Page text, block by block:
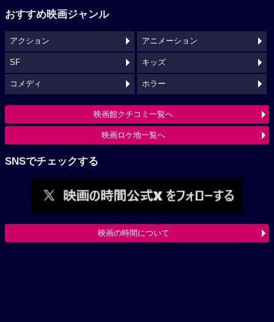
おすすめ映画ジャンル
アクション アニメーション
SF キッズ
コメディ ホラー
映画館クチコミ一覧へ
映画ロケ地一覧へ
SNSでチェックする
映画の時間について